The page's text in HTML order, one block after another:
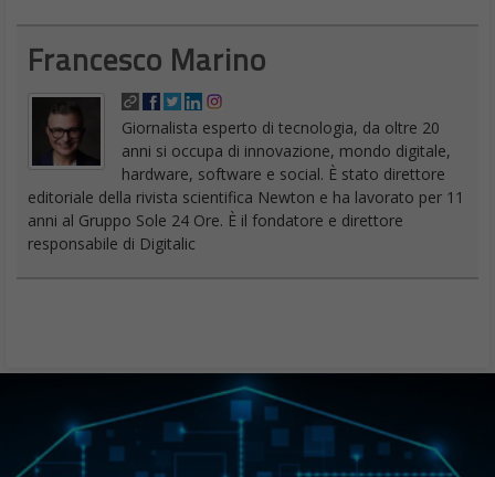
Francesco Marino
Giornalista esperto di tecnologia, da oltre 20
anni si occupa di innovazione, mondo digitale,
hardware, software e social. È stato direttore
editoriale della rivista scientifica Newton e ha lavorato per 11
anni al Gruppo Sole 24 Ore. È il fondatore e direttore
responsabile di Digitalic